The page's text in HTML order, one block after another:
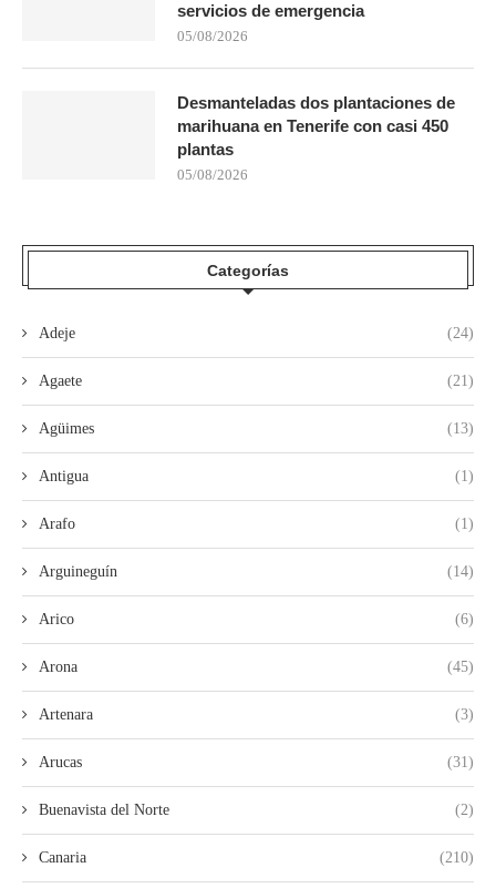
servicios de emergencia
05/08/2026
Desmanteladas dos plantaciones de
marihuana en Tenerife con casi 450
plantas
05/08/2026
Categorías
Adeje (24)
Agaete (21)
Agüimes (13)
Antigua (1)
Arafo (1)
Arguineguín (14)
Arico (6)
Arona (45)
Artenara (3)
Arucas (31)
Buenavista del Norte (2)
Canaria (210)